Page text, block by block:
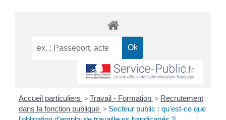
Accueil particuliers > Travail - Formation > Recrutement
dans la fonction publique > Secteur public : qu'est-ce que